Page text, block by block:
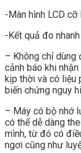
-Màn hình LCD
-Kết quả đo
– Không chỉ dùng
cảnh báo khi
kịp thời và có liệu
biến chứng nguy
– Máy có bộ nhớ
có thể dễ dàng
mình, từ đó có
ngơi cũng như